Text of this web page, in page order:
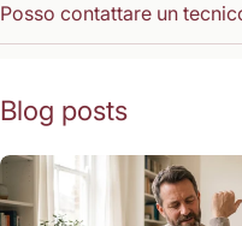
Posso contattare un
Blog posts